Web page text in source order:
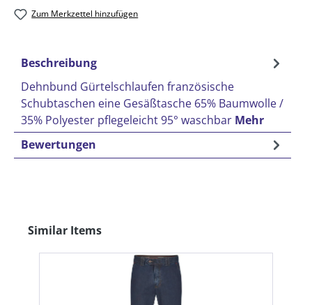
Zum Merkzettel hinzufügen
Beschreibung
Dehnbund Gürtelschlaufen französische
Schubtaschen eine Gesäßtasche 65% Baumwolle /
35% Polyester pflegeleicht 95° waschbar Mehr
Bewertungen
Produktgalerie überspringen
Similar Items